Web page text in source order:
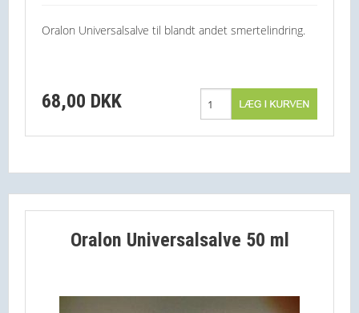
Oralon Universalsalve til blandt andet smertelindring.
68,00 DKK
Oralon Universalsalve 50 ml